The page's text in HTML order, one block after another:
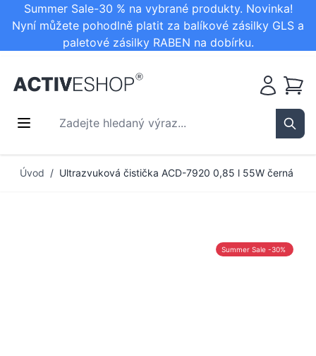
Summer Sale-30 % na vybrané produkty. Novinka!
Nyní můžete pohodlně platit za balíkové zásilky GLS a
paletové zásilky RABEN na dobírku.
Zadejte hledaný výraz...
Košík
Úvod / Ultrazvuková čistička ACD-7920 0,85 l 55W černá
Summer Sale -30%